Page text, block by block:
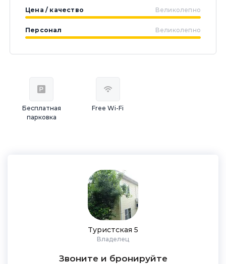
Цена / качество Великолепно
Персонал Великолепно
Бесплатная
парковка
Free Wi-Fi
Туристская 5
Владелец
Звоните и бронируйте